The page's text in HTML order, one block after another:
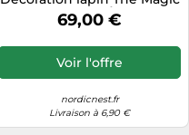
Hat 9.5 cm Érable
69,00 €
Voir l'offre
nordicnest.fr
Livraison à 6,90 €